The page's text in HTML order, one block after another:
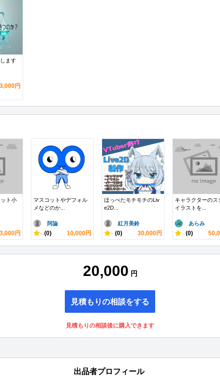
ます
3,000円
ト小
3,000円
マスコットやデフォル
メなどのか...
阿論
- (0) 10,000円
ほっぺたモチモチのLiv
e2D...
紅月美鈴
- (0) 30,000円
キャラクターのス
イラストを...
あらみ
- (0)
20,000 円
見積もりの相談をする
見積もりの相談後に購入できます
出品者プロフィール